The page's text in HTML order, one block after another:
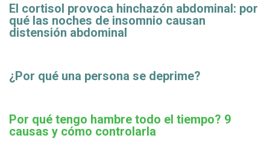
El cortisol provoca hinchazón abdominal: por
qué las noches de insomnio causan
distensión abdominal
¿Por qué una persona se deprime?
Por qué tengo hambre todo el tiempo? 9
causas y cómo controlarla